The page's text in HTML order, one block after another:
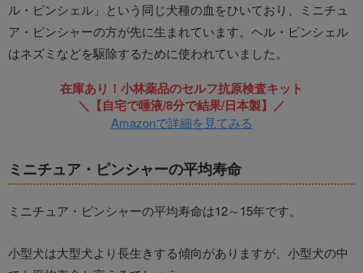
ル・ピンシェル」という同じ犬種の血をひいており、ミニチュ
ア・ピンシャーの方が先に生まれています。ヘル・ピンシェル
はネズミなどを駆除するために使われていました。
在庫あり！小林薬品のセルフ抗原検査キット
＼【自宅で唾液/8分で結果/日本製】／
Amazonで詳細を見てみる
ミニチュア・ピンシャーの平均寿命
ミニチュア・ピンシャーの平均寿命は12～15年です。
小型犬は大型犬より長生きする傾向がありますが、小型犬の中